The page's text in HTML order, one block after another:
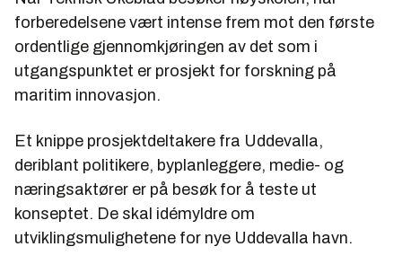
forberedelsene vært intense frem mot den første
ordentlige gjennomkjøringen av det som i
utgangspunktet er prosjekt for forskning på
maritim innovasjon.
Et knippe prosjektdeltakere fra Uddevalla,
deriblant politikere, byplanleggere, medie- og
næringsaktører er på besøk for å teste ut
konseptet. De skal idémyldre om
utviklingsmulighetene for nye Uddevalla havn.